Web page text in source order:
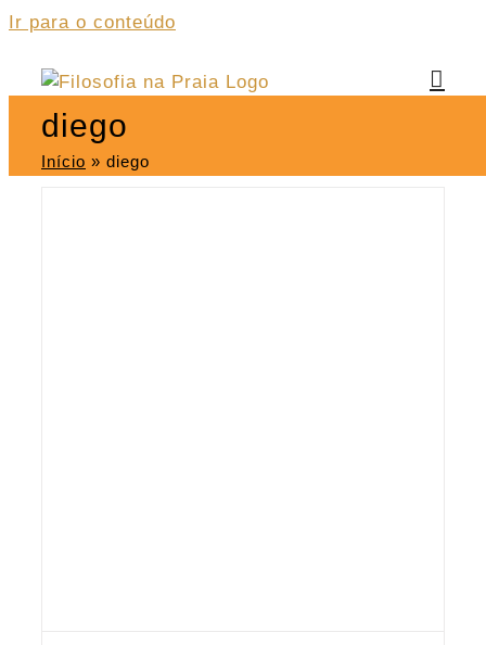
Ir para o conteúdo
diego
Início » diego